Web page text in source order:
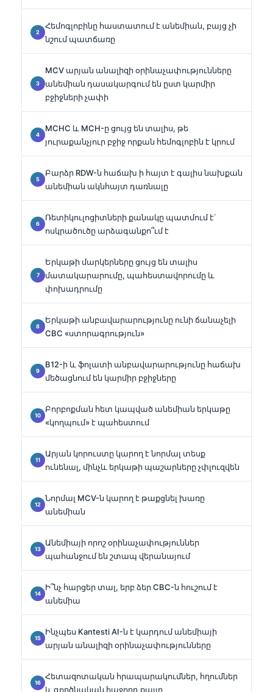
Հեմոգլոբինը հաստատում է անեմիան, բայց չի
նշում պատճառը
MCV արյան անալիզի օրինաչափությունները
անեմիան դասակարգում են ըստ կարմիր
բջիջների չափի
MCHC և MCH-ը ցույց են տալիս, թե
յուրաքանչյուր բջիջ որքան հեմոգլոբին է կրում
Բարձր RDW-ն հաճախ ի հայտ է գալիս նախքան
անեմիան ակնհայտ դառնալը
Ռետիկուլոցիտների քանակը պատմում է՝
ոսկրածուծը արձագանքո՞ւմ է
Երկաթի մարկերները ցույց են տալիս
մատակարարումը, պահեստավորումը և
փոխադրումը
Երկաթի անբավարարությունը ունի ճանաչելի
CBC «ստորագրություն»
B12-ի և ֆոլատի անբավարարությունը հաճախ
մեծացնում են կարմիր բջիջները
Բորբոքման հետ կապված անեմիան երկաթը
«կողպում» է պահեստում
Արյան կորուստը կարող է նորմալ տեսք
ունենալ, մինչև երկաթի պաշարները չփլուզվեն
Նորմալ MCV-ն կարող է թաքցնել խառը
անեմիան
Անեմիայի որոշ օրինաչափություններ
պահանջում են շտապ վերանայում
Ի՞նչ հարցեր տալ, երբ ձեր CBC-ն հուշում է
անեմիա
Ինչպես Kantesti AI-ն է կարդում անեմիայի
արյան անալիզի օրինաչափությունները
Հետազոտական հրապարակումներ, հղումներ
և գործնական հաջորդ քայլը